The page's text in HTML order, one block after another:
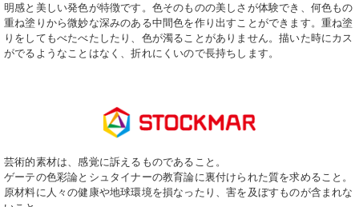
明感と美しい発色が特徴です。 色そのものの美しさが体験でき、何色もの
重ね塗りから微妙な深みのある中間色を作り出すことができます。 重ね塗
りをしてもべたべたしたり、色が濁ることがありません。描いた時にカス
がでるようなことはなく、折れにくいので長持ちします。
芸術的素材は、感覚に訴えるものであること。
ゲーテの色彩論とシュタイナーの教育論に裏付けられた質を求めること。
原材料に人々の健康や地球環境を損なったり、害を及ぼすものが含まれな